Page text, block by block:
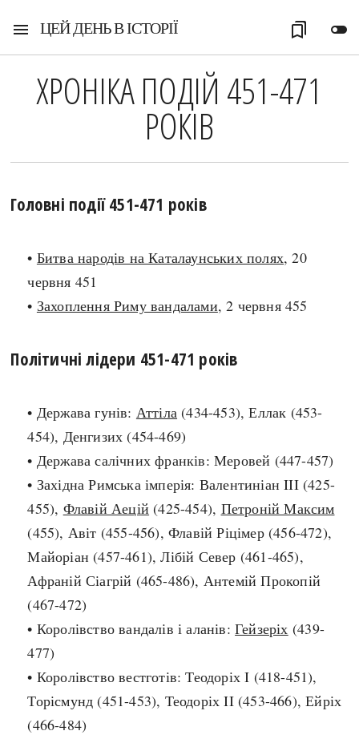
menu ЦЕЙ ДЕНЬ В ІСТОРІЇ toggle_off
bookmarks
СЬОГОДНІ
ЗАГОЛОВКИ
ПРАВИЛА ЖИТТЯ
ВИ (НЕ) ЗНАЛИ
ПОДКАСТИ
КРУГЛІ ДАТИ
КАРТИ
НОТА БЕНЕ
ФОТОІСТОРІЇ
ІНФОГРАФІКА
ПРЯМА МОВА
Рубрики
Авіація і космонавтика
Україна
Княжа доба
ХРОНІКА ПОДІЙ 451-471
РОКІВ
Головні події 451-471 років
• Битва народів на Каталаунських полях, 20
червня 451
• Захоплення Риму вандалами, 2 червня 455
Політичні лідери 451-471 років
• Держава гунів: Аттіла (434-453), Еллак (453-
454), Денгизих (454-469)
• Держава салічних франків: Меровей (447-457)
• Західна Римська імперія: Валентиніан III (425-
455), Флавій Аецій (425-454), Петроній Максим
(455), Авіт (455-456), Флавій Ріцімер (456-472),
Майоріан (457-461), Лібій Север (461-465),
Афраній Сіагрій (465-486), Антемій Прокопій
(467-472)
• Королівство вандалів і аланів:Гейзеріх (439-
477)
• Королівство вестготів: Теодоріх I (418-451),
Торісмунд (451-453), Теодоріх II (453-466), Ейріх
(466-484)